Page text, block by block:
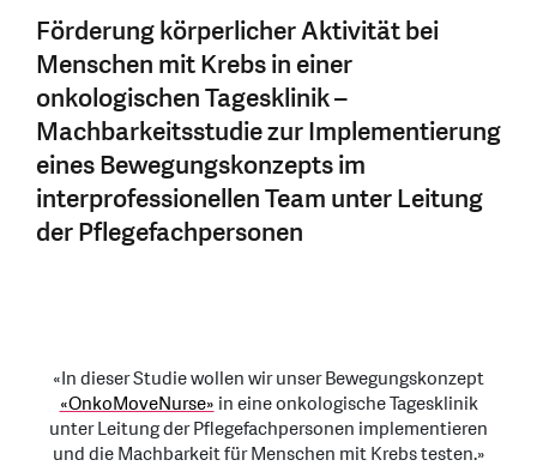
Förderung körperlicher Aktivität bei
Menschen mit Krebs in einer
onkologischen Tagesklinik –
Machbarkeitsstudie zur Implementierung
eines Bewegungskonzepts im
interprofessionellen Team unter Leitung
der Pflegefachpersonen
«In dieser Studie wollen wir unser Bewegungskonzept
«OnkoMoveNurse» in eine onkologische Tagesklinik
unter Leitung der Pflegefachpersonen implementieren
und die Machbarkeit für Menschen mit Krebs testen.»